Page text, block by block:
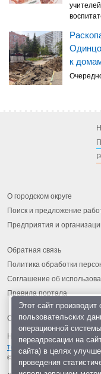
к
О городском округе
Поиск и предложение
Предприятия и
Обратная связь
Политика обработки
Соглашение об
Правила портала
На информационном
технологии
© 2013-2026 «ОИНФО»,
Этот сайт производит
пользовательских
операционной
переадресации на
сайта) в целях
проведения